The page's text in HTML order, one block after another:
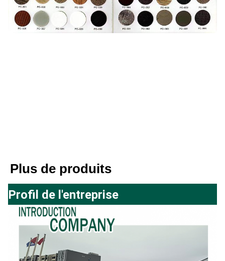
Plus de produits
Profil de l'entreprise